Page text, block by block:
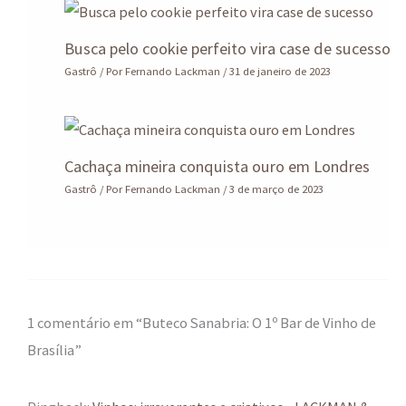
Busca pelo cookie perfeito vira case de sucesso
Gastrô / PorFernando Lackman /31 de janeiro de 2023
Cachaça mineira conquista ouro em Londres
Gastrô / PorFernando Lackman /3 de março de 2023
1 comentário em “Buteco Sanabria: O 1º Bar de Vinho de
Brasília”